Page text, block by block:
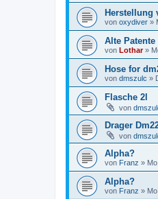
Herstellung
von oxydiver »
Alte Patente
von Lothar»
Hose for
von dmszulc »
Flasche 2l
von
Drager
von
Alpha?
von Franz »
Alpha?
von Franz »